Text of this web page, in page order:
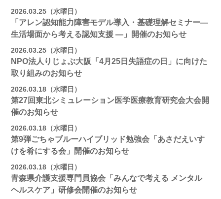
2026.03.25（水曜日）
「アレン認知能力障害モデル導入・基礎理解セミナー―
生活場面から考える認知支援 ―」開催のお知らせ
2026.03.25（水曜日）
NPO法人りじょぶ大阪「4月25日失語症の日」に向けた
取り組みのお知らせ
2026.03.18（水曜日）
第27回東北シミュレーション医学医療教育研究会大会開
催のお知らせ
2026.03.18（水曜日）
第9弾ごちゃブルーハイブリッド勉強会「あさだえいす
けを肴にする会」開催のお知らせ
2026.03.18（水曜日）
青森県介護支援専門員協会「みんなで考える メンタル
ヘルスケア」研修会開催のお知らせ